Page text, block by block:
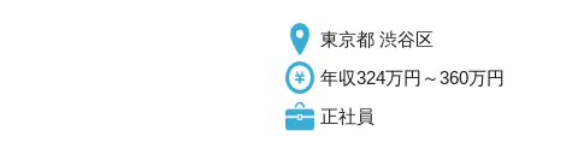
東京都 渋谷区
年収324万円～360万円
正社員